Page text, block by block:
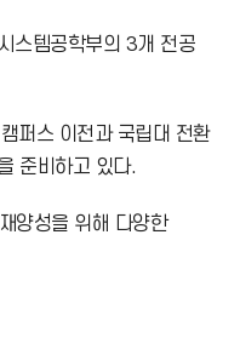
스템공학부의 3개 전공
퍼스 이전과 국립대 전환
준비하고 있다.
양성을 위해 다양한